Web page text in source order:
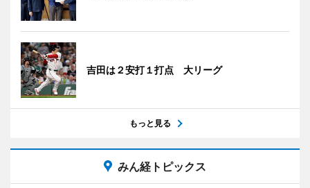
吉田は２安打１打点 大リーグ
もっと見る
みん経トピックス